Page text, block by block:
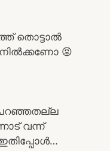
തൊട്ടാൽ
😡
പറഞ്ഞതല്ല
വന്ന്